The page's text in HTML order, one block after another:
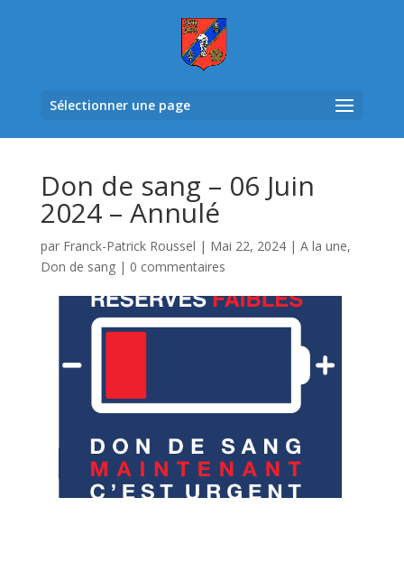
Sélectionner une page
Don de sang – 06 Juin
2024 – Annulé
par Franck-Patrick Roussel | Mai 22, 2024| A la une,
Don de sang| 0 commentaires